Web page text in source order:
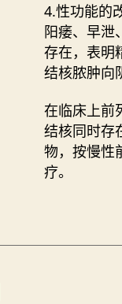
4.性功能的
阳痿、早泄
存在，表明
结核脓肿向
在临床上前
结核同时存
物，按慢性
疗。